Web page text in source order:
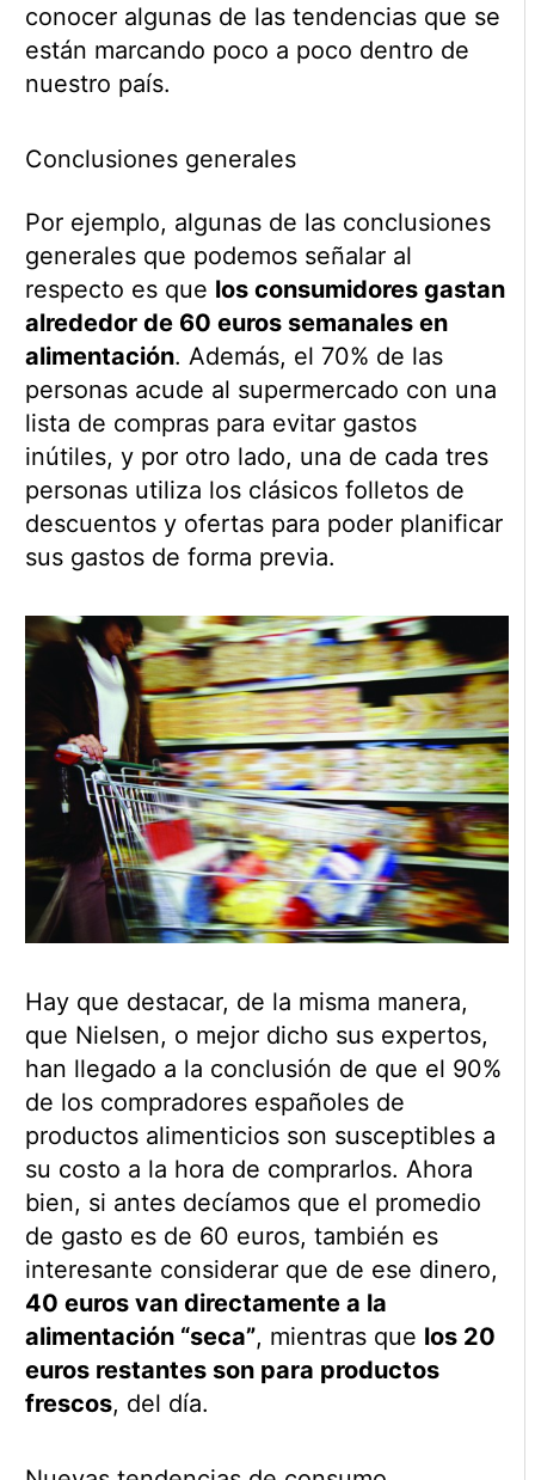
conocer algunas de las tendencias que se
están marcando poco a poco dentro de
nuestro país.
Conclusiones generales
Por ejemplo, algunas de las conclusiones
generales que podemos señalar al
respecto es que los consumidores gastan
alrededor de 60 euros semanales en
alimentación. Además, el 70% de las
personas acude al supermercado con una
lista de compras para evitar gastos
inútiles, y por otro lado, una de cada tres
personas utiliza los clásicos folletos de
descuentos y ofertas para poder planificar
sus gastos de forma previa.
Hay que destacar, de la misma manera,
que Nielsen, o mejor dicho sus expertos,
han llegado a la conclusión de que el 90%
de los compradores españoles de
productos alimenticios son susceptibles a
su costo a la hora de comprarlos. Ahora
bien, si antes decíamos que el promedio
de gasto es de 60 euros, también es
interesante considerar que de ese dinero,
40 euros van directamente a la
alimentación “seca”, mientras que los 20
euros restantes son para productos
frescos, del día.